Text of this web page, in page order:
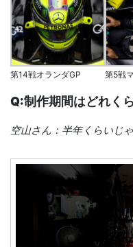
第14戦オランダGP 第5戦
Q:制作期間はどれく
空山さん：半年くらいじゃ